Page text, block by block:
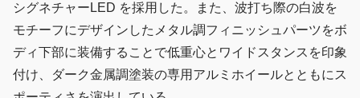
シグネチャーLED を採用した。また、波打ち際の白波を
モチーフにデザインしたメタル調フィニッシュパーツをボ
ディ下部に装備することで低重心とワイドスタンスを印象
付け、ダーク金属調塗装の専用アルミホイールとともにス